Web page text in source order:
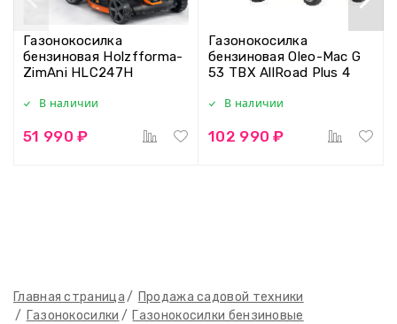
Главная страница
Продажа садовой техники
Газонокосилки
Газонокосилки бензиновые
Газонокосилка
бензиновая Holzfforma-
ZimAni HLC247H
В наличии
51 990 ₽
Газонокосилка
бензиновая Oleo-Mac G
53 TBX AllRoad Plus 4
В наличии
102 990 ₽